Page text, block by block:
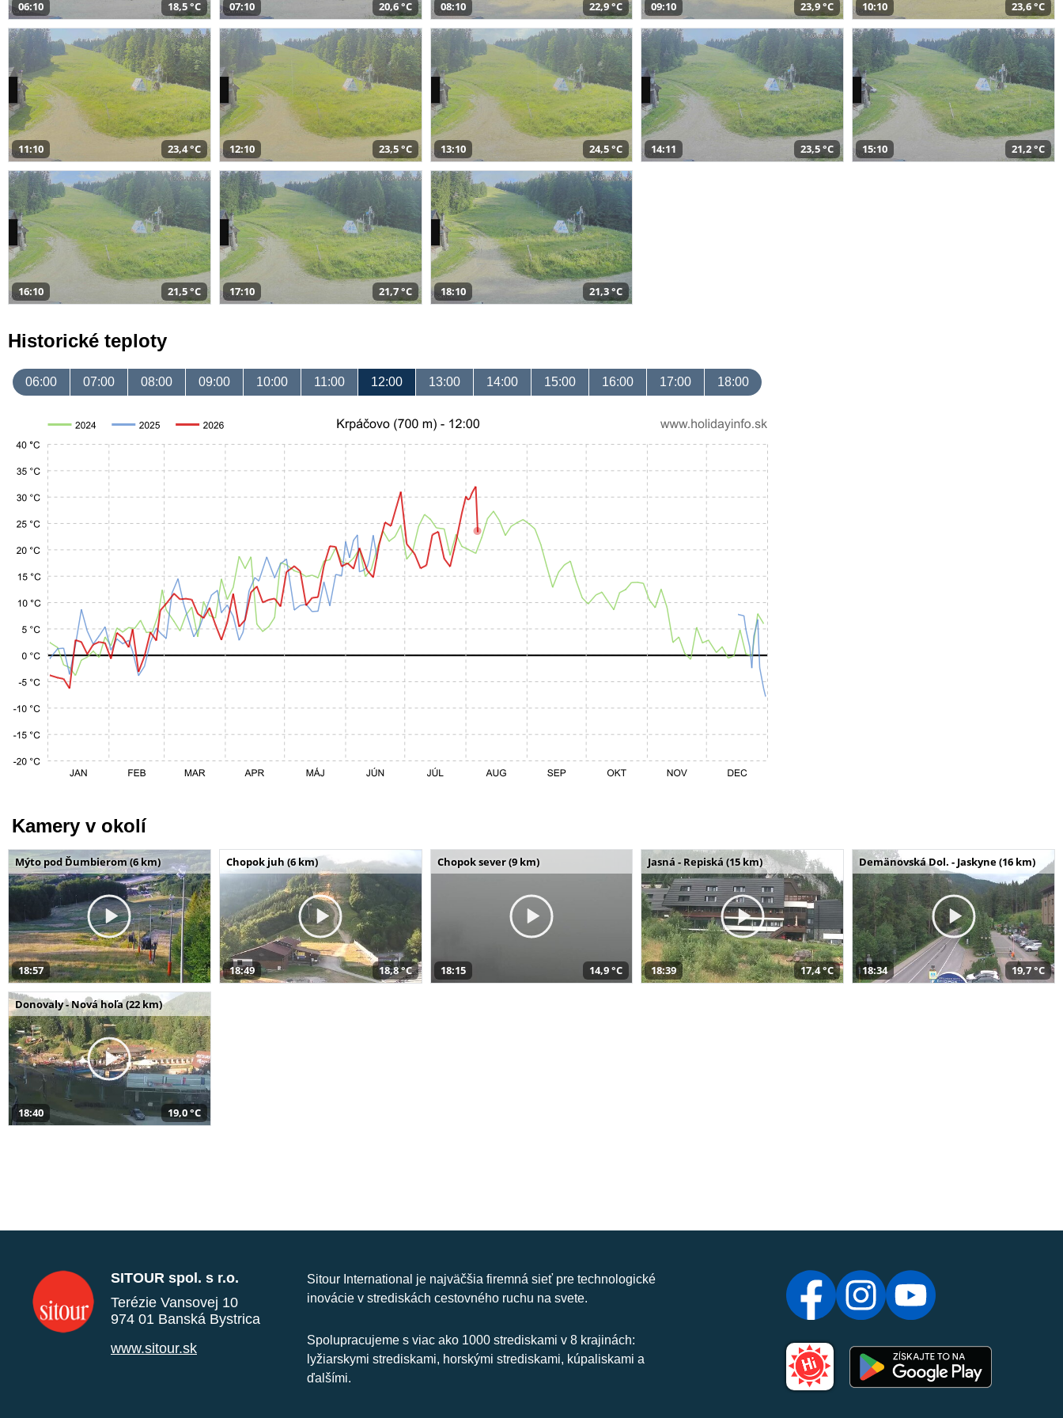
06:10 18,5 °C 07:10 20,6 °C 08:10 22,9 °C 09:10 23,9 °C 10:10 23,6 °C
11:10 23,4 °C 12:10 23,5 °C 13:10 24,5 °C 14:11 23,5 °C 15:10 21,2 °C
16:10 21,5 °C 17:10 21,7 °C 18:10 21,3 °C
Historické teploty
06:00 07:00 08:00 09:00 10:00 11:00 12:00 13:00 14:00 15:00 16:00 17:00 18:00
Kamery v okolí
Mýto pod Ďumbierom (6 km)
18:57
Chopok juh (6 km)
18:49 18,8 °C
Chopok sever (9 km)
18:15 14,9 °C
Jasná - Repiská (15 km)
18:39 17,4 °C
Demänovská Dol. - Jaskyne (16 km)
18:34 19,7 °C
Donovaly - Nová hoľa (22 km)
18:40 19,0 °C
SITOUR spol. s r.o.
Terézie Vansovej 10
974 01 Banská Bystrica
www.sitour.sk
Sitour International je najväčšia firemná sieť pre technologické
inovácie v strediskách cestovného ruchu na svete.
Spolupracujeme s viac ako 1000 strediskami v 8 krajinách:
lyžiarskymi strediskami, horskými strediskami, kúpaliskami a
ďalšími.